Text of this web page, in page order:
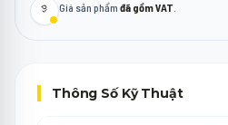
Giá sản phẩm đã gồm VAT
Thông Số Kỹ Thuật